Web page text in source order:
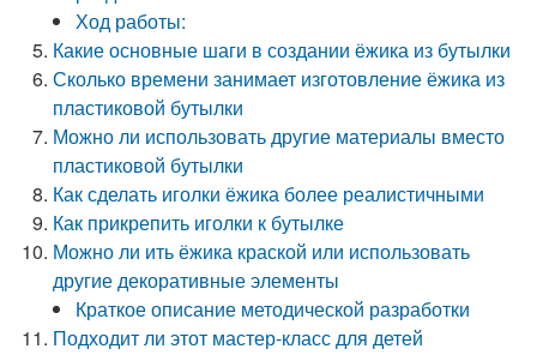
Ход работы:
Какие основные шаги в создании ёжика из бутылки
Сколько времени занимает изготовление ёжика из
пластиковой бутылки
Можно ли использовать другие материалы вместо
пластиковой бутылки
Как сделать иголки ёжика более реалистичными
Как прикрепить иголки к бутылке
Можно ли ить ёжика краской или использовать
другие декоративные элементы
Краткое описание методической разработки
Подходит ли этот мастер-класс для детей